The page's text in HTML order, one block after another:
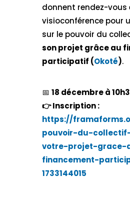
donnent rendez-vous
visioconférence pour
sur le pouvoir du
son projet grâce au
participatif (Okoté).
📅​ 18 décembre à
👉 Inscription :
https://
pouvoir-du-
votre-projet-grace-
financement-
1733144015